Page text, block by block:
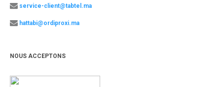
service-client@tabtel.ma
hattabi@ordiproxi.ma
NOUS ACCEPTONS